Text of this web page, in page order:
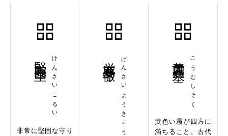
けんさいこるい
非常に堅固な守り
げんさいようきょう こうむしそく
黄色い霧が四方に
満ちること。古代